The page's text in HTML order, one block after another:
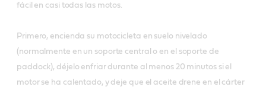
fácil en casi todas las motos.
Primero, encienda su motocicleta en suelo nivelado
(normalmente en un soporte central o en el soporte de
paddock), déjelo enfriar durante al menos 20 minutos si el
motor se ha calentado, y deje que el aceite drene en el cárter